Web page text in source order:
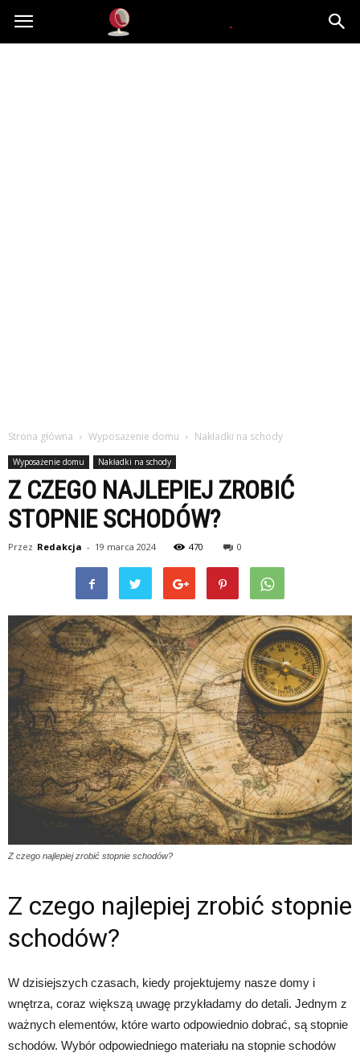
Dekoteria.pl
Strona główna Wyposażenie domu Nakładki na schody
Wyposażenie domu Nakładki na schody
Z CZEGO NAJLEPIEJ ZROBIĆ
STOPNIE SCHODÓW?
Przez Redakcja - 19 marca 2024 470 0
Z czego najlepiej zrobić stopnie schodów?
Z czego najlepiej zrobić stopnie
schodów?
W dzisiejszych czasach, kiedy projektujemy nasze domy i
wnętrza, coraz większą uwagę przykładamy do detali. Jednym z
ważnych elementów, które warto odpowiednio dobrać, są stopnie
schodów. Wybór odpowiedniego materiału na stopnie schodów